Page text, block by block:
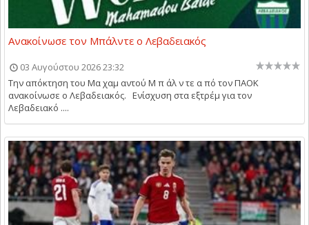
Ανακοίνωσε τον Μπάλντε ο Λεβαδειακός
03 Αυγούστου 2026 23:32
Την απόκτηση του Μα χαμ αντού Μ π άλ ν τε α πό τον ΠΑΟΚ
ανακοίνωσε ο Λεβαδειακός. Ενίσχυση στα εξτρέμ για τον
Λεβαδειακό ....